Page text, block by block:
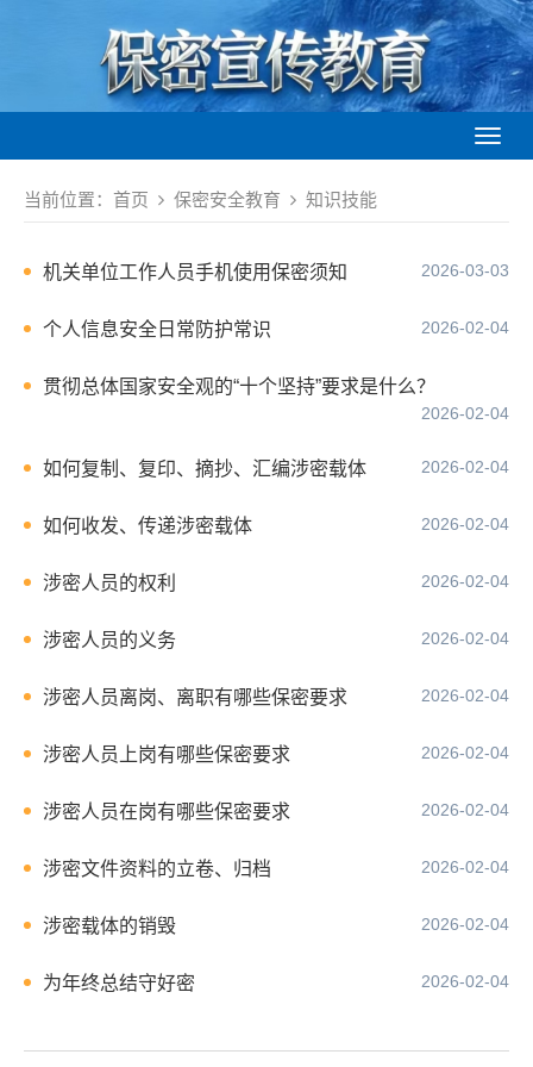
当前位置： 首页 保密安全教育 知识技能
机关单位工作人员手机使用保密须知 2026-03-03
个人信息安全日常防护常识 2026-02-04
贯彻总体国家安全观的“十个坚持”要求是什么？
2026-02-04
如何复制、复印、摘抄、汇编涉密载体 2026-02-04
如何收发、传递涉密载体 2026-02-04
涉密人员的权利 2026-02-04
涉密人员的义务 2026-02-04
涉密人员离岗、离职有哪些保密要求 2026-02-04
涉密人员上岗有哪些保密要求 2026-02-04
涉密人员在岗有哪些保密要求 2026-02-04
涉密文件资料的立卷、归档 2026-02-04
涉密载体的销毁 2026-02-04
为年终总结守好密 2026-02-04